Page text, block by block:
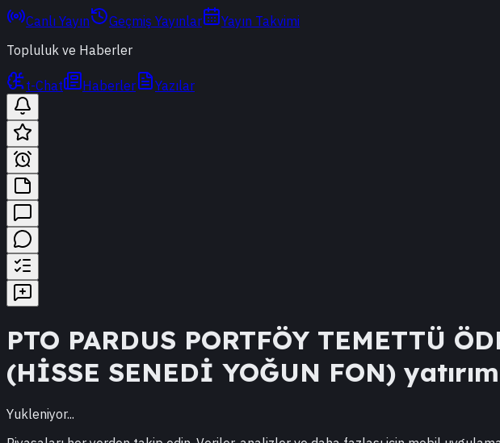
Canlı Yayın Geçmiş Yayınlar
Yayın Takvimi
Topluluk ve Haberler
t-Chat Haberler Yazılar
PTO PARDUS PORTFÖY TEMETTÜ
(HİSSE SENEDİ YOĞUN FON)
Yukleniyor...